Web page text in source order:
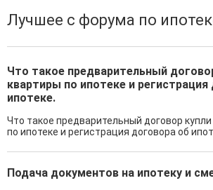
Лучшее с форума по
Что такое предварительный
квартиры по ипотеке и регистрация
ипотеке.
Что такое предварительный договор
по ипотеке и регистрация договора об
Подача документов на ипотеку и